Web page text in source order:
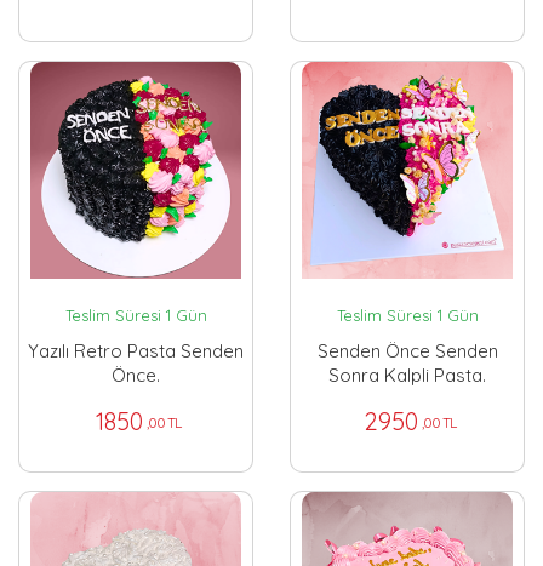
Teslim Süresi 1 Gün
Yazılı Retro Pasta Senden
Önce.
1850 ,00 TL
Teslim Süresi 1 Gün
Senden Önce Senden
Sonra Kalpli Pasta.
2950 ,00 TL